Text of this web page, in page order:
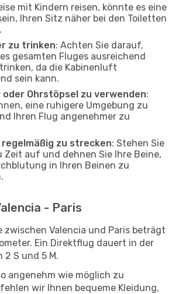
mit Kindern reisen, könnte es eine
Ihren Sitz näher bei den Toiletten
zu trinken: Achten Sie darauf,
gesamten Fluges ausreichend
da die Kabinenluft
sein kann.
Ohrstöpsel zu verwenden:
eine ruhigere Umgebung zu
Ihren Flug angenehmer zu
regelmäßig zu strecken: Stehen Sie
Zeit auf und dehnen Sie Ihre Beine,
in Ihren Beinen zu
- Paris
zwischen Valencia und Paris beträgt
Ein Direktflug dauert in der
2 S und 5 M.
angenehm wie möglich zu
wir Ihnen bequeme Kleidung,